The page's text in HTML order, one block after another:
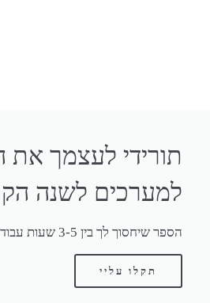
תורידי לעצמך את
למערכים לשנה
הספר שיחסוך לך בין 3-5 שעות עבודה בשבוע
תקלו עליי